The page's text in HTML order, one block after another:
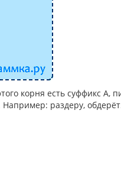
корня есть суффикс А,
раздеру,